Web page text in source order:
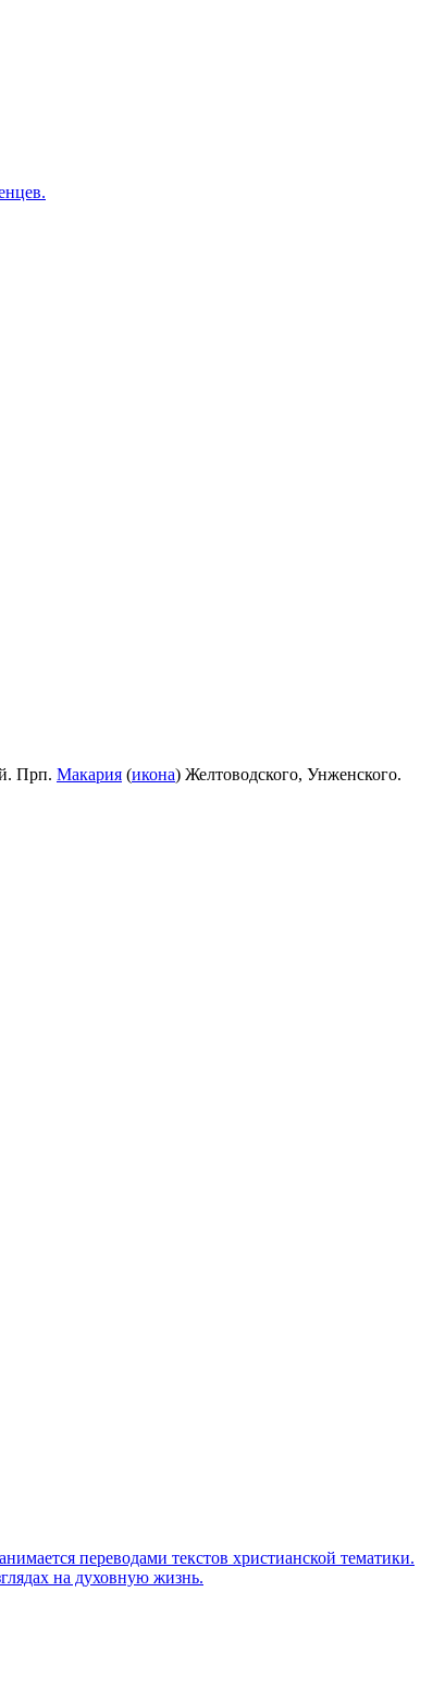
Прп. Макария (икона) Желтоводского, Унженского.
переводами текстов христианской тематики.
на духовную жизнь.